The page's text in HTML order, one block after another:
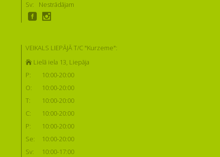
Sv:
Nestrādājam
VEIKALS LIEPĀJĀ T/C "Kurzeme":
Lielā iela 13, Liepāja
P:
10:00-20:00
O:
10:00-20:00
T:
10:00-20:00
C:
10:00-20:00
P:
10:00-20:00
Se:
10:00-20:00
Sv:
10:00-17:00